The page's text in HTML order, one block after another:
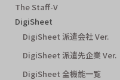
The Staff-V
DigiSheet
DigiSheet 派遣会社 Ver.
DigiSheet 派遣先企業 Ver.
DigiSheet 全機能一覧